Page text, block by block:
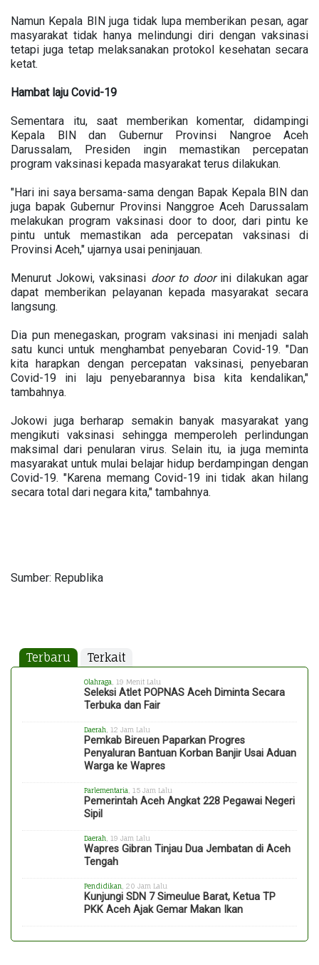
Namun Kepala BIN juga tidak lupa memberikan pesan, agar
masyarakat tidak hanya melindungi diri dengan vaksinasi
tetapi juga tetap melaksanakan protokol kesehatan secara
ketat.
Hambat laju Covid-19
Sementara itu, saat memberikan komentar, didampingi
Kepala BIN dan Gubernur Provinsi Nangroe Aceh
Darussalam, Presiden ingin memastikan percepatan
program vaksinasi kepada masyarakat terus dilakukan.
"Hari ini saya bersama-sama dengan Bapak Kepala BIN dan
juga bapak Gubernur Provinsi Nanggroe Aceh Darussalam
melakukan program vaksinasi door to door, dari pintu ke
pintu untuk memastikan ada percepatan vaksinasi di
Provinsi Aceh," ujarnya usai peninjauan.
Menurut Jokowi, vaksinasi door to doorini dilakukan agar
dapat memberikan pelayanan kepada masyarakat secara
langsung.
Dia pun menegaskan, program vaksinasi ini menjadi salah
satu kunci untuk menghambat penyebaran Covid-19. "Dan
kita harapkan dengan percepatan vaksinasi, penyebaran
Covid-19 ini laju penyebarannya bisa kita kendalikan,"
tambahnya.
Jokowi juga berharap semakin banyak masyarakat yang
mengikuti vaksinasi sehingga memperoleh perlindungan
maksimal dari penularan virus. Selain itu, ia juga meminta
masyarakat untuk mulai belajar hidup berdampingan dengan
Covid-19. "Karena memang Covid-19 ini tidak akan hilang
secara total dari negara kita," tambahnya.
Sumber: Republika
Terbaru Terkait
Olahraga , 19 Menit Lalu
Seleksi Atlet POPNAS Aceh Diminta Secara
Terbuka dan Fair
Daerah , 12 Jam Lalu
Pemkab Bireuen Paparkan Progres
Penyaluran Bantuan Korban Banjir Usai Aduan
Warga ke Wapres
Parlementaria , 15 Jam Lalu
Pemerintah Aceh Angkat 228 Pegawai Negeri
Sipil
Daerah , 19 Jam Lalu
Wapres Gibran Tinjau Dua Jembatan di Aceh
Tengah
Pendidikan , 20 Jam Lalu
Kunjungi SDN 7 Simeulue Barat, Ketua TP
PKK Aceh Ajak Gemar Makan Ikan